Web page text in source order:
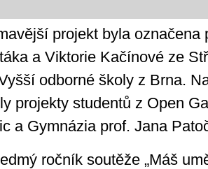
projekt byla označena
a Viktorie Kačínové ze
odborné školy z Brna.
projekty studentů z Open
a Gymnázia prof. Jana
ročník soutěže „Máš